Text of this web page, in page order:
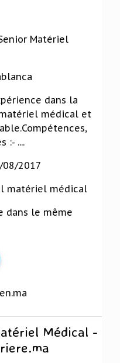
Matériel
dans la
médical et
:- ....
08/2017
matériel médical
dans le même
Médical -